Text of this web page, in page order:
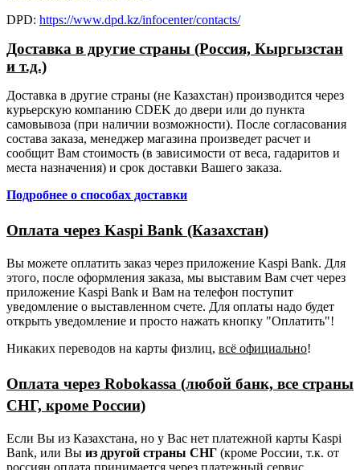
DPD: https://www.dpd.kz/infocenter/contacts/
Доставка в другие страны (Россия, Кыргызстан
и т.д.)
Доставка в другие страны (не Казахстан) производится через
курьерскую компанию CDEK до двери или до пункта
самовывоза (при наличии возможности). После согласования
состава заказа, менеджер магазина произведет расчет и
сообщит Вам стоимость (в зависимости от веса, гадаритов и
места назначения) и срок доставки Вашего заказа.
Подробнее о способах доставки
Оплата через Kaspi Bank (Казахстан)
Вы можете оплатить заказ через приложение Kaspi Bank. Для
этого, после оформления заказа, мы выставим Вам счет через
приложение Kaspi Bank и Вам на телефон поступит
уведомление о выставленном счете. Для оплаты надо будет
открыть уведомление и просто нажать кнопку "Оплатить"!
Никаких переводов на карты физлиц, всё официально!
Оплата через Robokassa (любой банк, все страны
СНГ, кроме России)
Если Вы из Казахстана, но у Вас нет платежной карты Kaspi
Bank, или Вы из другой страны СНГ (кроме России, т.к. от
россиян оплата принимается через платежный сервис